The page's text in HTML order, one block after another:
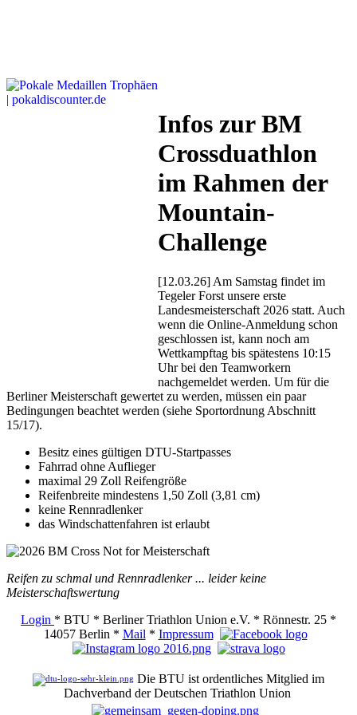
Infos zur BM
Crossduathlon
im Rahmen der
Mountain-
Challenge
[12.03.26] Am Samstag findet im
Tegeler Forst unsere erste
Landesmeisterschaft 2026 statt. Auch
wenn die Online-Anmeldung schon
geschlossen ist, kann noch am
Wettkampftag bis spätestens 10:15
Uhr bei den Teamworkern
nachgemeldet werden. Um für die
Berliner Meisterschaft gewertet zu werden, müssen ein paar
Bedingungen beachtet werden (siehe Sportordnung Abschnitt
15/17).
Besitz eines gültigen DTU-Startpasses
Fahrrad ohne Auflieger
maximal 29 Zoll Reifengröße
Reifenbreite mindestens 1,50 Zoll (3,81 cm)
keine Rennradlenker
das Windschattenfahren ist erlaubt
Reifen zu schmal und Rennradlenker ... leider keine
Meisterschaftswertung
Login * BTU * Berliner Triathlon Union e.V. * Rönnestr. 25 *
14057 Berlin * Mail * Impressum
Die BTU ist ordentliches Mitglied im
Dachverband der Deutschen Triathlon Union